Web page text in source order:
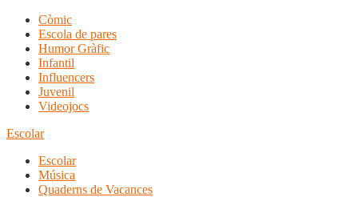
Còmic
Escola de pares
Humor Gràfic
Infantil
Influencers
Juvenil
Videojocs
Escolar
Escolar
Música
Quaderns de Vacances